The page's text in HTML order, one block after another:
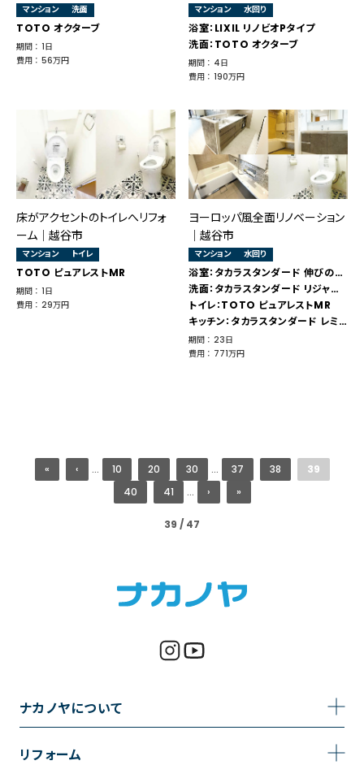
マンション 洗面
TOTO オクターブ
期間 ： 1日
費用 ： 56万円
マンション 水回り
浴室：LIXIL リノビオPタイプ
洗面：TOTO オクターブ
期間 ： 4日
費用 ： 190万円
床がアクセントのトイレへリフォ
ーム│越谷市
マンション トイレ
TOTO ピュアレストMR
期間 ： 1日
費用 ： 29万円
ヨーロッパ風全面リノベーション
｜越谷市
マンション 水回り
浴室：タカラスタンダード 伸びの美浴室
洗面：タカラスタンダード リジャスト
トイレ：TOTO ピュアレストMR
キッチン：タカラスタンダード レミュー
期間 ： 23日
費用 ： 771万円
39 / 47
« ‹ ... 10 20 30 ... 37 38
39
40
41 ... › »
ナカノヤについて
事業内容
リフォーム